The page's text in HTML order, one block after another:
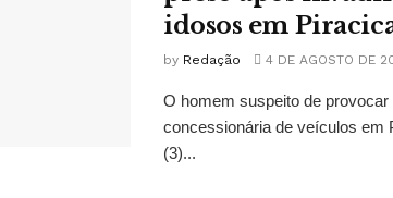
idosos em
by Redação 4 DE AGOSTO DE
O homem suspeito de
concessionária de veículos em
(3)...